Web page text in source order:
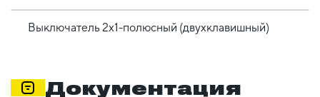
Выключатель 2х1-полюсный (двухклавишный)
Документация